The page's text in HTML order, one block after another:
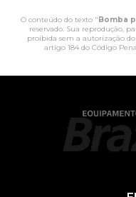
O conteúdo do texto "Bomba
reservado. Sua reprodução,
proibida sem a autorização
artigo 184 do Código